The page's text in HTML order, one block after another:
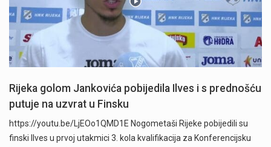
Rijeka golom Jankovića pobijedila Ilves i s prednošću
putuje na uzvrat u Finsku
https://youtu.be/LjEOo1QMD1E Nogometaši Rijeke pobijedili su
finski Ilves u prvoj utakmici 3. kola kvalifikacija za Konferencijsku